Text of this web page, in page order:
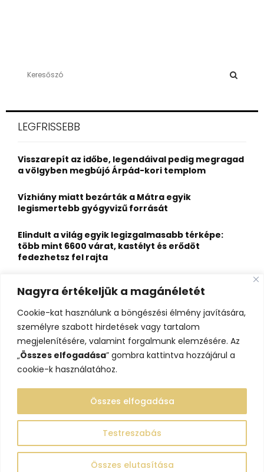
Nagyra értékeljük a magánéletét
Cookie-kat használunk a böngészési élmény javítására,
személyre szabott hirdetések vagy tartalom
megjelenítésére, valamint forgalmunk elemzésére. Az
„Összes elfogadása” gombra kattintva hozzájárul a
cookie-k használatához.
Testreszabás
Összes elutasítása
Összes elfogadása
h
o
r
LEGFRISSEBB
Visszarepít az időbe, legendáival pedig megragad
a völgyben megbújó Árpád-kori templom
Vízhiány miatt bezárták a Mátra egyik
legismertebb gyógyvizű forrását
Elindult a világ egyik legizgalmasabb térképe:
több mint 6600 várat, kastélyt és erődöt
fedezhetsz fel rajta
Kigyulladt a Szőke Tisza legendás hajóroncsa,
nagy erőkkel vonultak a tűzoltók
Életveszélyes fenyegetést kapott, elmarad Majka
erdélyi koncertje
@2023 - www.lelepo.hu. Minden jog fenntartva.